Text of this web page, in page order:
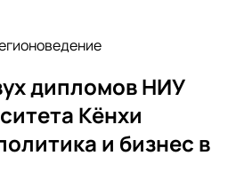
дипломов НИУ
Кёнхи
и бизнес в